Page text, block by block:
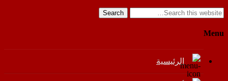
Search
Menu
الرئيسية